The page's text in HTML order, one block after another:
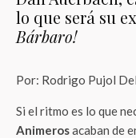
lo que será su
Bárbaro!
Por: Rodrigo Pujol
Si el ritmo es lo que
Animerosacaban de